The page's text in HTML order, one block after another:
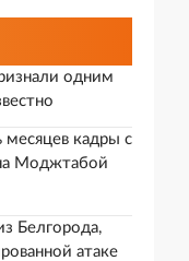
одним
месяцев кадры с
Моджтабой
Белгорода,
атаке